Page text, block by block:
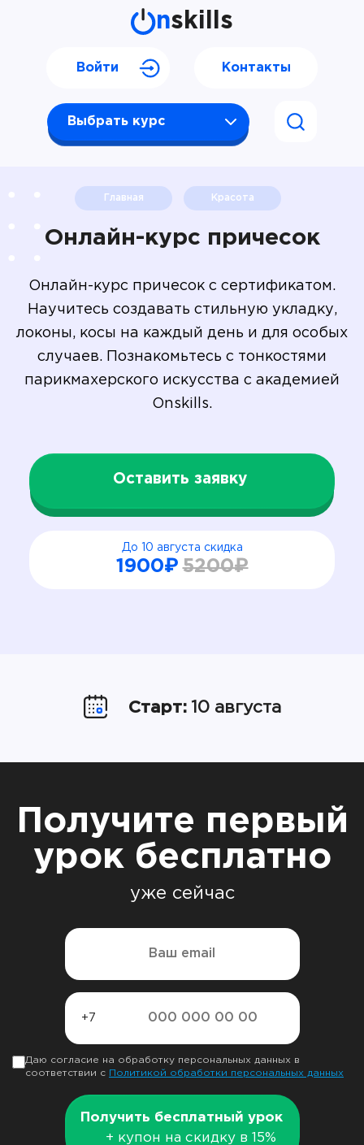
nskills
Выбрать курс
Войти Контакты
Главная Красота
Онлайн-курс причесок
Онлайн-курс причесок с сертификатом.
Научитесь создавать стильную укладку,
локоны, косы на каждый день и для особых
случаев. Познакомьтесь с тонкостями
парикмахерского искусства с академией
Onskills.
Оставить заявку
До 10 августа скидка
1900₽ 5200₽
Старт: 10 августа
Получите первый
урок бесплатно
уже сейчас
+7
Даю согласие на обработку персональных данных в
соответствии с Политикой обработки персональных данных
Получить бесплатный урок
+ купон на скидку в 15%